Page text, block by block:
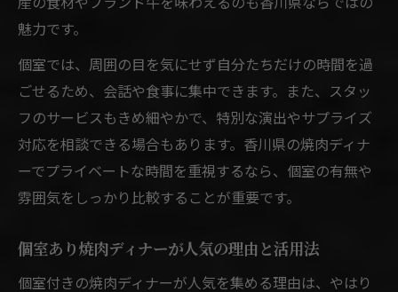
魅力です。
個室では、周囲の目を気にせず自分たちだけの時間を過
ごせるため、会話や食事に集中できます。また、スタッ
フのサービスもきめ細やかで、特別な演出やサプライズ
対応を相談できる場合もあります。香川県の焼肉ディナ
ーでプライベートな時間を重視するなら、個室の有無や
雰囲気をしっかり比較することが重要です。
個室あり焼肉ディナーが人気の理由と活用法
個室付きの焼肉ディナーが人気を集める理由は、やはり